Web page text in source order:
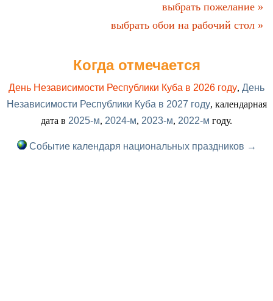
выбрать пожелание »
выбрать обои на рабочий стол »
Когда отмечается
День Независимости Республики Куба в 2026 году, День
Независимости Республики Куба в 2027 году, календарная
дата в 2025-м, 2024-м, 2023-м, 2022-м году.
Событие календаря национальных праздников →